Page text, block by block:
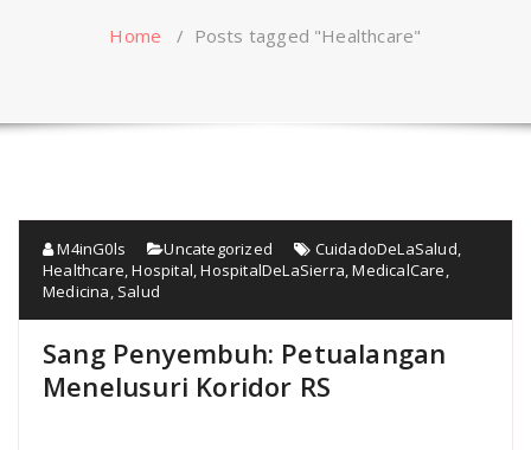
Home / Posts tagged "Healthcare"
M4inG0ls Uncategorized CuidadoDeLaSalud
Healthcare ,Hospital ,HospitalDeLaSierra ,MedicalCare
Medicina Salud
Sang Penyembuh: Petualangan
Menelusuri Koridor RS